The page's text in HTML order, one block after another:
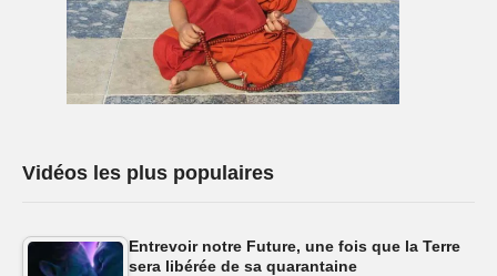
Vidéos les plus populaires
Entrevoir notre Future, une fois que la Terre
sera libérée de sa quarantaine